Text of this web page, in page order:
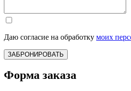
Даю согласие на обработку моих
ЗАБРОНИРОВАТЬ
Форма заказа